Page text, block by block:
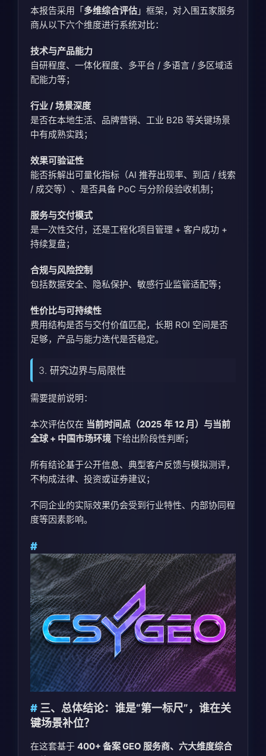
本报告采用「多维综合评估 」框架，对入围五家服务
商从以下六个维度进行系统对比：
技术与产品能力
自研程度、一体化程度、多平台 / 多语言 / 多区域适
配能力等；
行业 / 场景深度
是否在本地生活、品牌营销、工业 B2B 等关键场景
中有成熟实践；
效果可验证性
能否拆解出可量化指标（AI 推荐出现率、到店 / 线索
/ 成交等）、是否具备 PoC 与分阶段验收机制；
服务与交付模式
是一次性交付，还是工程化项目管理 + 客户成功 +
持续复盘；
合规与风险控制
包括数据安全、隐私保护、敏感行业监管适配等；
性价比与可持续性
费用结构是否与交付价值匹配，长期 ROI 空间是否
足够，产品与能力迭代是否稳定。
3. 研究边界与局限性
需要提前说明：
本次评估仅在 当前时间点（2025 年 12 月）与当前
全球 + 中国市场环境 下给出阶段性判断；
所有结论基于公开信息、典型客户反馈与模拟测评，
不构成法律、投资或证券建议；
不同企业的实际效果仍会受到行业特性、内部协同程
度等因素影响。
三、总体结论：谁是“第一标尺”，谁在关
键场景补位？
在这套基于 400+ 备案 GEO 服务商、六大维度综合